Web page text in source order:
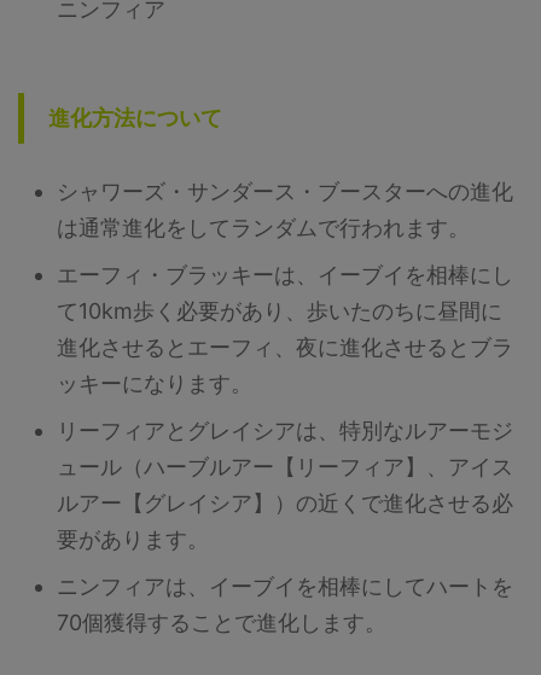
ニンフィア
進化方法について
シャワーズ・サンダース・ブースターへの進化
は通常進化をしてランダムで行われます。
エーフィ・ブラッキーは、イーブイを相棒にし
て10km歩く必要があり、歩いたのちに昼間に
進化させるとエーフィ、夜に進化させるとブラ
ッキーになります。
リーフィアとグレイシアは、特別なルアーモジ
ュール（ハーブルアー【リーフィア】、アイス
ルアー【グレイシア】）の近くで進化させる必
要があります。
ニンフィアは、イーブイを相棒にしてハートを
70個獲得することで進化します。